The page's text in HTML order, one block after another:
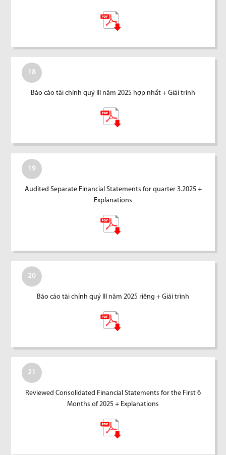
18
Báo cáo tài chính quý III năm 2025 hợp nhất + Giải trình
19
Audited Separate Financial Statements for quarter 3.2025 +
Explanations
20
Báo cáo tài chính quý III năm 2025 riêng + Giải trình
21
Reviewed Consolidated Financial Statements for the First 6
Months of 2025 + Explanations